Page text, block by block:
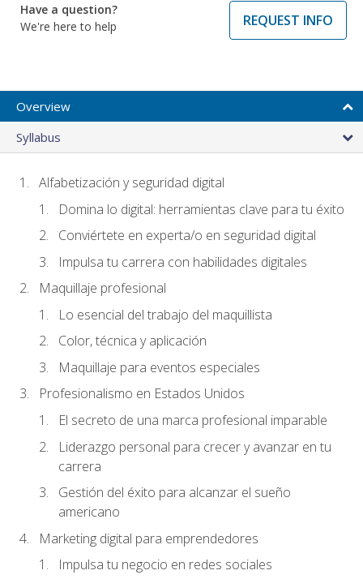
Have a question?
We're here to help
REQUEST INFO
Overview
Syllabus
Alfabetización y seguridad digital
Domina lo digital: herramientas clave para tu éxito
Conviértete en experta/o en seguridad digital
Impulsa tu carrera con habilidades digitales
Maquillaje profesional
Lo esencial del trabajo del maquillista
Color, técnica y aplicación
Maquillaje para eventos especiales
Profesionalismo en Estados Unidos
El secreto de una marca profesional imparable
Liderazgo personal para crecer y avanzar en tu
carrera
Gestión del éxito para alcanzar el sueño
americano
Marketing digital para emprendedores
Impulsa tu negocio en redes sociales